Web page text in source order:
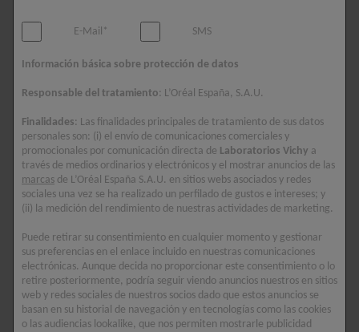
crema que recarga los niveles de Ácido
Hialurónico de la piel para un efecto rellenador y
voluminizador.
ÁCIDO HIALURÓNICO
Un activo dermatológico de excelencia. Capaz de
retener hasta 1000 veces su peso en agua, hidrata
y redensifica la piel.
Enriquecida con 15 minerales esenciales, fortifica la
barrera de la piel.
APLICACIÓN
E-Mail* SMS
Información básica sobre protección de datos
Responsable del tratamiento: L’Oréal España, S.A.U.
Finalidades: Las finalidades principales de tratamiento de sus datos
personales son: (i) el envío de comunicaciones comerciales y
promocionales por comunicación directa de Laboratorios Vichy a
través de medios ordinarios y electrónicos y el mostrar anuncios de las
marcas de L’Oréal España S.A.U. en sitios webs asociados y redes
sociales una vez se ha realizado un perfilado de gustos e intereses; y
(ii) la medición del rendimiento de nuestras actividades de marketing.
Puede retirar su consentimiento en cualquier momento y gestionar
sus preferencias en el enlace incluido en nuestras comunicaciones
electrónicas. Aunque decida no proporcionar este consentimiento o lo
retire posteriormente, podría seguir viendo anuncios nuestros en sitios
web y redes sociales de nuestros socios dado que estos anuncios se
basan en su historial de navegación y en tecnologías como las cookies
o las audiencias lookalike, que nos permiten mostrarle publicidad